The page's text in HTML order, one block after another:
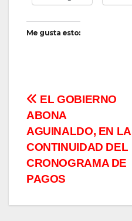
Me gusta esto:
Navegación
de
entradas
EL GOBIERNO
ABONA
AGUINALDO, EN LA
CONTINUIDAD DEL
CRONOGRAMA DE
PAGOS